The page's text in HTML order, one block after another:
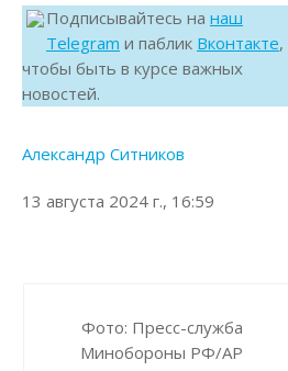
Подписывайтесь на наш
Telegram и паблик Вконтакте,
чтобы быть в курсе важных
новостей.
Александр Ситников
13 августа 2024 г., 16:59
Фото: Пресс-служба
Минобороны РФ/AP